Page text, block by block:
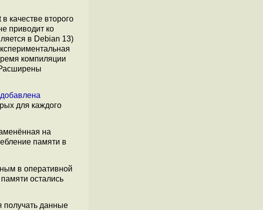
качестве второго
приводит ко
в Debian 13)
компиляции
добавлена
для каждого
на
памяти в
в оперативной
остались
данные